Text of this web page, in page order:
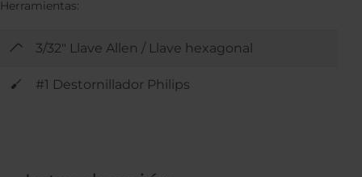
Herramientas:
3/32" Llave Allen / Llave hexagonal
#1 Destornillador Philips